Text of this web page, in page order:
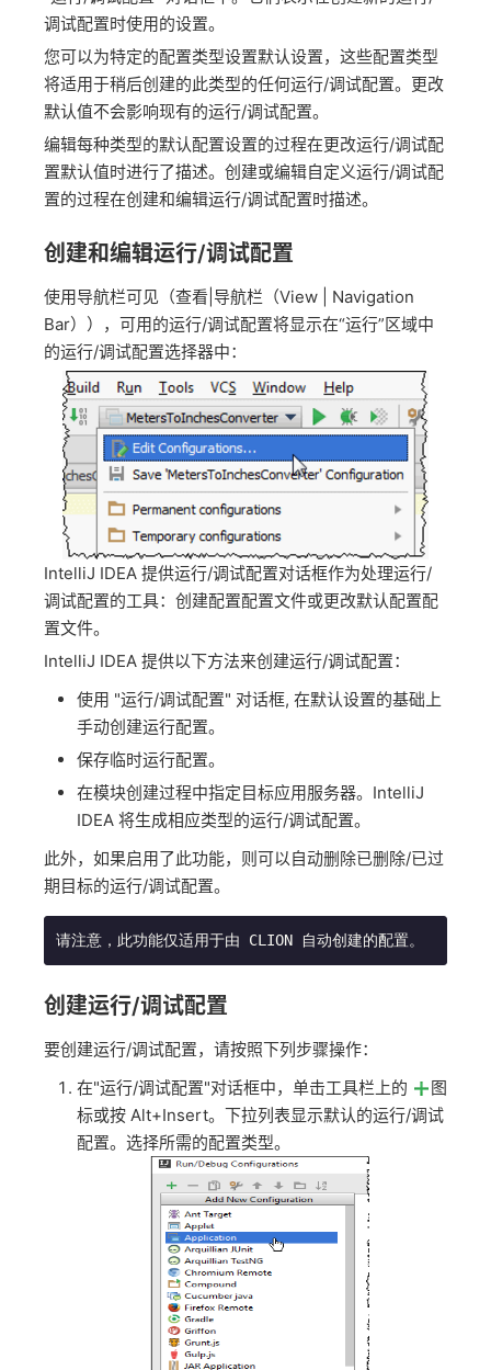
调试配置时使用的设置。
您可以为特定的配置类型设置默认设置，这些配置类型
将适用于稍后创建的此类型的任何运行/调试配置。更改
默认值不会影响现有的运行/调试配置。
编辑每种类型的默认配置设置的过程在更改运行/调试配
置默认值时进行了描述。创建或编辑自定义运行/调试配
置的过程在创建和编辑运行/调试配置时描述。
创建和编辑运行/调试配置
使用导航栏可见（查看|导航栏（View | Navigation
Bar）），可用的运行/调试配置将显示在“运行”区域中
的运行/调试配置选择器中：
IntelliJ IDEA 提供运行/调试配置对话框作为处理运行/
调试配置的工具：创建配置配置文件或更改默认配置配
置文件。
IntelliJ IDEA 提供以下方法来创建运行/调试配置：
使用 "运行/调试配置" 对话框, 在默认设置的基础上
手动创建运行配置。
保存临时运行配置。
在模块创建过程中指定目标应用服务器。IntelliJ
IDEA 将生成相应类型的运行/调试配置。
此外，如果启用了此功能，则可以自动删除已删除/已过
期目标的运行/调试配置。
请注意，此功能仅适用于由 CLION 自动创建的配置。
创建运行/调试配置
要创建运行/调试配置，请按照下列步骤操作：
在"运行/调试配置"对话框中，单击工具栏上的
图
标或按 Alt+Insert。下拉列表显示默认的运行/调试
配置。选择所需的配置类型。